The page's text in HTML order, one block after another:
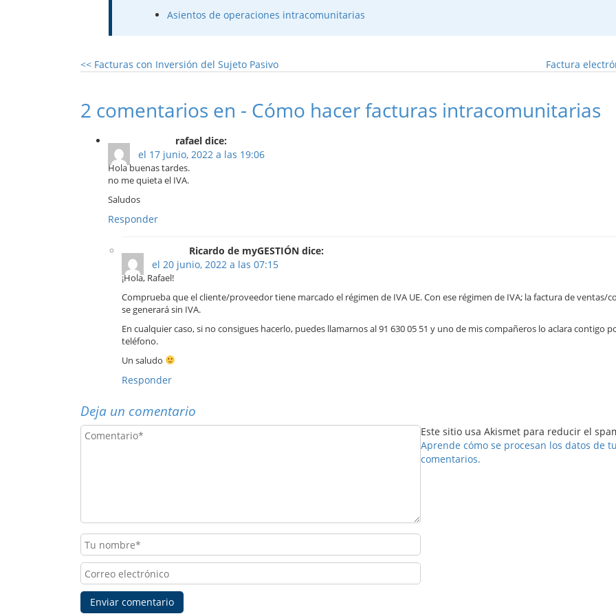
Asientos de operaciones intracomunitarias
<< Facturas con Inversión del Sujeto Pasivo Factura
2 comentarios en - Cómo hacer facturas intracomunitarias
rafael dice:
el 17 junio, 2022 a las 19:06
Hola buenas tardes.
no me quieta el IVA.
Saludos
Responder
Ricardo de myGESTIÓN dice:
el 20 junio, 2022 a las 07:15
¡Hola, Rafael!
Comprueba que el cliente/proveedor tiene marcado el régimen de IVA UE. Con ese régimen de IVA; la factura de ventas/
se generará sin IVA.
En cualquier caso, si no consigues hacerlo, puedes llamarnos al 91 630 05 51 y uno de mis compañeros lo aclara contigo
teléfono.
Un saludo
Responder
Deja un comentario
Este sitio usa Akismet para reducir el
Aprende cómo se procesan los datos de
comentarios.